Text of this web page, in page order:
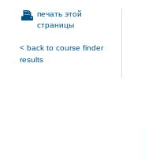
печать этой
страницы
< back to course finder
results